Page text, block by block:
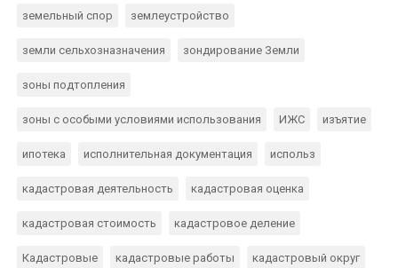
земельный спор землеустройство
земли сельхозназначения зондирование Земли
зоны подтопления
зоны с особыми условиями использования ИЖС изъятие
ипотека исполнительная документация использ
кадастровая деятельность кадастровая оценка
кадастровая стоимость кадастровое деление
Кадастровые кадастровые работы кадастровый округ